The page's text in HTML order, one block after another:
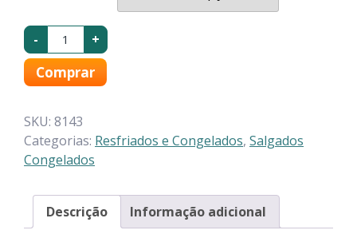
- +
Comprar
SKU: 8143
Categorias: Resfriados e Congelados, Salgados
Congelados
Descrição Informação adicional